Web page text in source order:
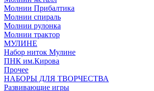
Молнии Прибалтика
Молнии спираль
Молнии рулонка
Молнии трактор
МУЛИНЕ
Набор ниток Мулине
ПНК им.Кирова
Прочее
НАБОРЫ ДЛЯ ТВОРЧЕСТВА
Развивающие игры